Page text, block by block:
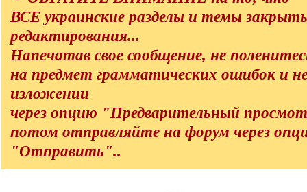
ВСЕ украинские разделы и темы
редактирования...
Напечатав свое сообщение, не
на предмет грамматических ошибок и
изложении
через опцию "Предварительный
потом отправляйте на форум через
"Отправить"..